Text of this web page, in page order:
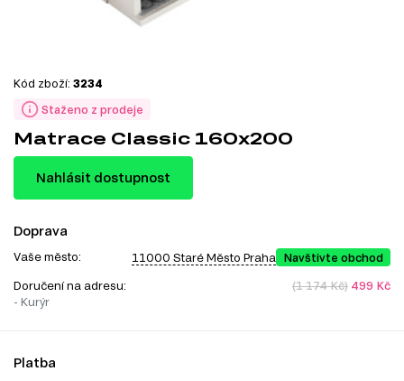
Staženo z prodeje
Kód zboží: 3234
Matrace Classic 160x200
Nahlásit dostupnost
Doprava
Vaše město: 11000 Staré Město Praha Navštivte obchod
Doručení na adresu:
- Kurýr
(1 174 Kč) 499 Kč
Platba